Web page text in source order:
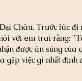
Châu. Trước lúc đi
với em trai rằng:
được ân sủng của
việc gì nhất định